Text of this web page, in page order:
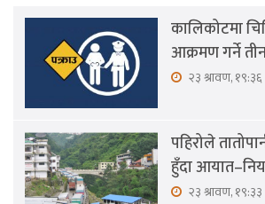
कालिकोटमा
आक्रमण गर्ने
२३ श्रावण, १९:३६
पहिरोले
हुँदा
२३ श्रावण, १९:३३